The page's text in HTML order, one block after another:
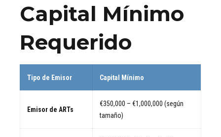
Capital Mínimo
Requerido
Tipo de Emisor Capital Mínimo
Emisor de ARTs
€350,000 – €1,000,000 (según
tamaño)